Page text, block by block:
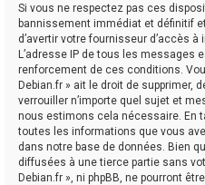
Si vous ne respectez pas ces
bannissement immédiat et définitif
d’avertir votre fournisseur d’accès
L’adresse IP de tous les messages
renforcement de ces conditions.
Debian.fr » ait le droit de supprimer,
verrouiller n’importe quel sujet et
nous estimons cela nécessaire. En
toutes les informations que vous
dans notre base de données. Bien
diffusées à une tierce partie sans
Debian.fr », ni phpBB, ne pourront